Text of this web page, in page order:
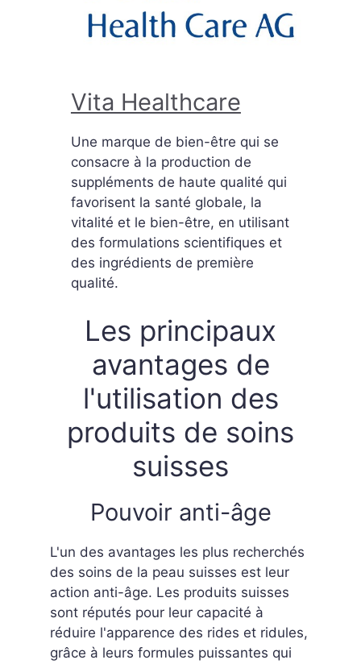
Vita Healthcare
Une marque de bien-être qui se
consacre à la production de
suppléments de haute qualité qui
favorisent la santé globale, la
vitalité et le bien-être, en utilisant
des formulations scientifiques et
des ingrédients de première
qualité.
Les principaux
avantages de
l'utilisation des
produits de soins
suisses
Pouvoir anti-âge
L'un des avantages les plus recherchés
des soins de la peau suisses est leur
action anti-âge. Les produits suisses
sont réputés pour leur capacité à
réduire l'apparence des rides et ridules,
grâce à leurs formules puissantes qui